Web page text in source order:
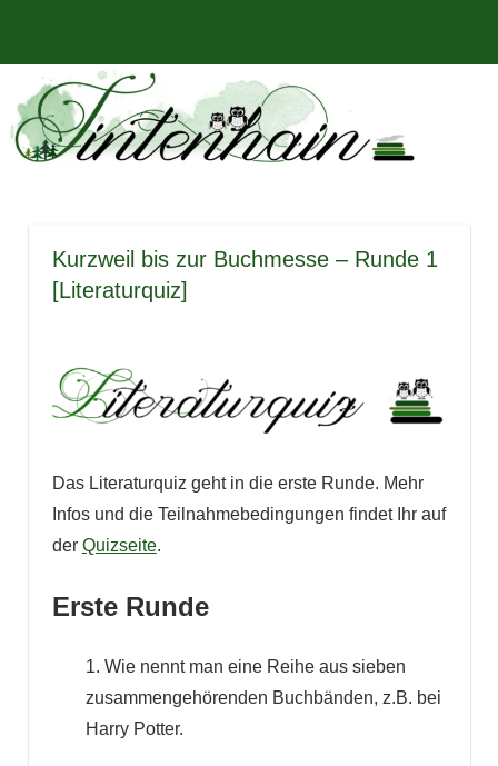
springen
Tintenhain
–
Der
Rezensionen
und
mehr
Kurzweil bis zur Buchmesse – Runde 1
[Literaturquiz]
Das Literaturquiz geht in die erste Runde. Mehr
Infos und die Teilnahmebedingungen findet Ihr auf
der Quizseite.
Erste Runde
1. Wie nennt man eine Reihe aus sieben
zusammengehörenden Buchbänden, z.B. bei
Harry Potter.